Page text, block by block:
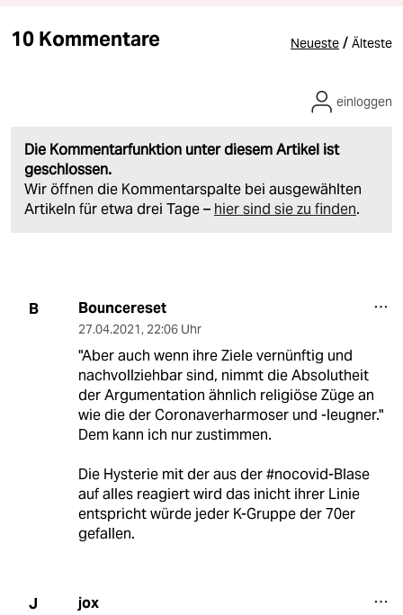
10 Kommentare Neueste / Älteste
Die Kommentarfunktion unter diesem Artikel ist
geschlossen.
Wir öffnen die Kommentarspalte bei ausgewählten
Artikeln für etwa drei Tage – hier sind sie zu finden.
einloggen
B Bouncereset
27.04.2021, 22:06 Uhr
"Aber auch wenn ihre Ziele vernünftig und
nachvollziehbar sind, nimmt die Absolutheit
der Argumentation ähnlich religiöse Züge an
wie die der Coronaverharmoser und -leugner."
Dem kann ich nur zustimmen.
Die Hysterie mit der aus der #nocovid-Blase
auf alles reagiert wird das inicht ihrer Linie
entspricht würde jeder K-Gruppe der 70er
gefallen.
J jox